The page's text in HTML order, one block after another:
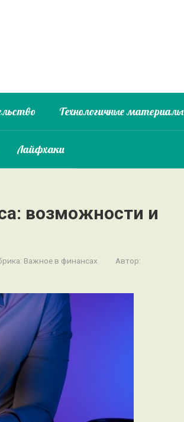
Технологичные материалы
Лайфхаки
возможности и
Важное в финансах
Автор: